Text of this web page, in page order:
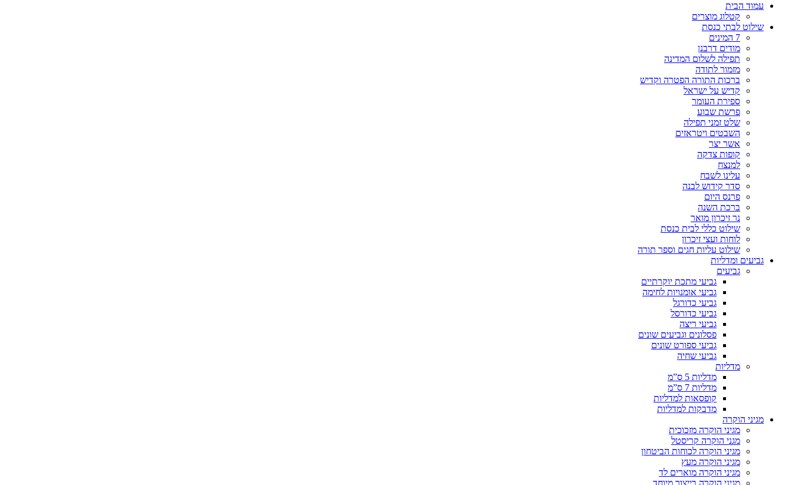
עמוד הבית
קטלוג מוצרים
שילוט לבתי כנסת
7 המינים
מודים דרבנן
תפילה לשלום המדינה
מזמור לתודה
ברכות התורה הפטרה וקדיש
קדיש על ישראל
ספירת העומר
פרשת שבוע
שלט זמני תפילה
השבטים ויטראזים
אשר יצר
קופות צדקה
למנצח
עלינו לשבח
סדר קידוש לבנה
פרנס היום
ברכת השנה
נר זיכרון מואר
שילוט כללי לבית כנסת
לוחות ועצי זיכרון
שילוט עליות חגים וספר תורה
גביעים ומדליות
גביעים
גביעי מתכת יוקרתיים
גביעי אומנויות לחימה
גביעי כדורגל
גביעי כדורסל
גביעי ריצה
פסלונים וגביעים שונים
גביעי ספורט שונים
גביעי שחיה
מדליות
מדליות 5 ס”מ
מדליות 7 ס”מ
קופסאות למדליות
מדבקות למדליות
מגיני הוקרה
מגיני הוקרה מזכוכית
מגני הוקרה קריסטל
מגיני הוקרה לכוחות הביטחון
מגיני הוקרה מעץ
מגיני הוקרה מוארים לד
מגיני הוקרה בייצור מיוחד